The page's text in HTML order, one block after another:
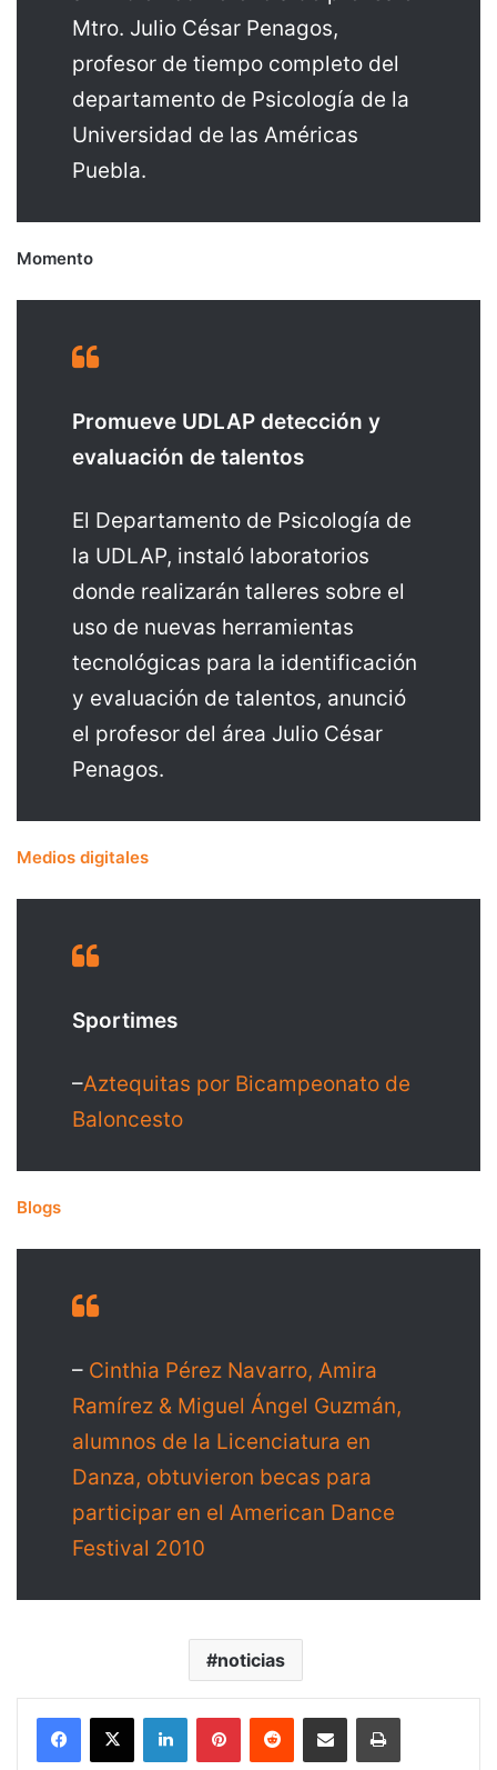
Mtro. Julio César Penagos,
profesor de tiempo completo del
departamento de Psicología de la
Universidad de las Américas
Puebla.
Momento
Promueve UDLAP detección y
evaluación de talentos
El Departamento de Psicología de
la UDLAP, instaló laboratorios
donde realizarán talleres sobre el
uso de nuevas herramientas
tecnológicas para la identificación
y evaluación de talentos, anunció
el profesor del área Julio César
Penagos.
Medios digitales
Sportimes
–Aztequitas por Bicampeonato de
Baloncesto
Blogs
– Cinthia Pérez Navarro, Amira
Ramírez & Miguel Ángel Guzmán,
alumnos de la Licenciatura en
Danza, obtuvieron becas para
participar en el American Dance
Festival 2010
noticias
LinkedInPinterestReddit Share via Email Print